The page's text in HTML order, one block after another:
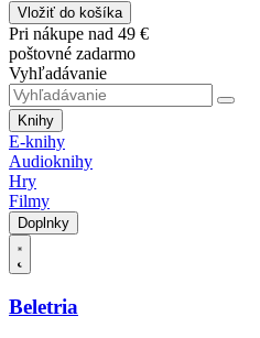
Vložiť do košíka
Pri nákupe nad 49 €
poštovné zadarmo
Vyhľadávanie
Knihy
E-knihy
Audioknihy
Hry
Filmy
Doplnky
Beletria